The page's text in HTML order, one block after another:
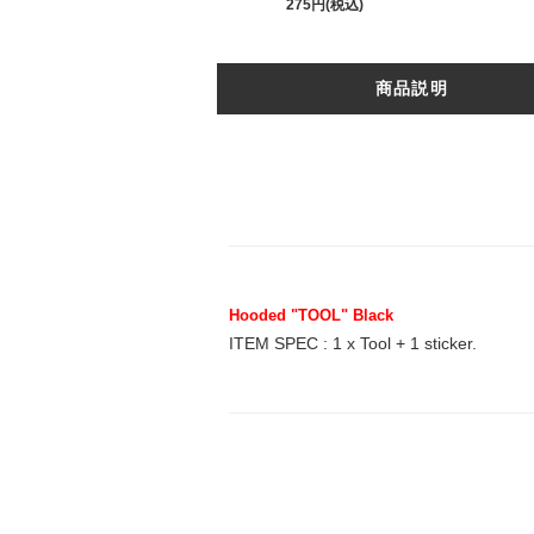
275円(税込)
商品説明
Hooded "TOOL" Black
ITEM SPEC : 1 x Tool + 1 sticker.